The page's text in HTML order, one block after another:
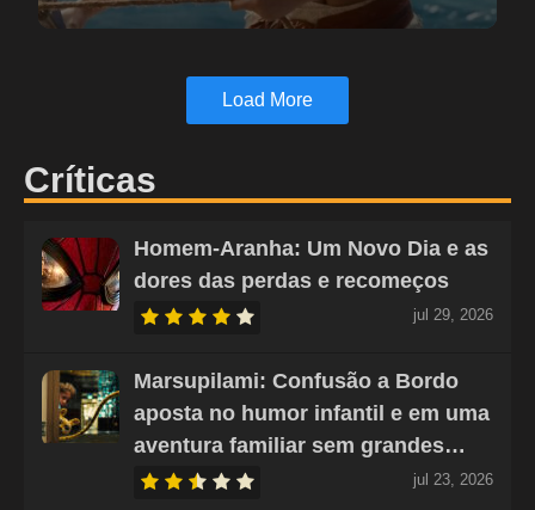
Load More
Críticas
Homem-Aranha: Um Novo Dia e as
dores das perdas e recomeços
jul 29, 2026
Marsupilami: Confusão a Bordo
aposta no humor infantil e em uma
aventura familiar sem grandes…
jul 23, 2026